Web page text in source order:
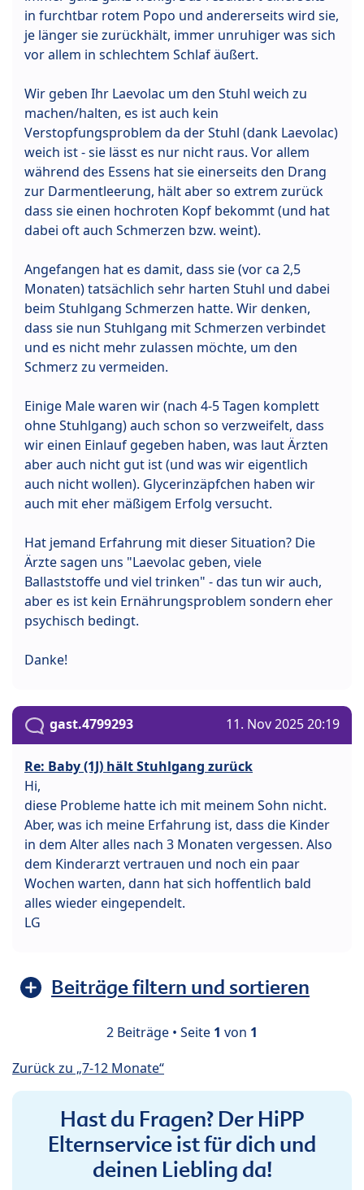
in furchtbar rotem Popo und andererseits wird sie,
je länger sie zurückhält, immer unruhiger was sich
vor allem in schlechtem Schlaf äußert.
Wir geben Ihr Laevolac um den Stuhl weich zu
machen/halten, es ist auch kein
Verstopfungsproblem da der Stuhl (dank Laevolac)
weich ist - sie lässt es nur nicht raus. Vor allem
während des Essens hat sie einerseits den Drang
zur Darmentleerung, hält aber so extrem zurück
dass sie einen hochroten Kopf bekommt (und hat
dabei oft auch Schmerzen bzw. weint).
Angefangen hat es damit, dass sie (vor ca 2,5
Monaten) tatsächlich sehr harten Stuhl und dabei
beim Stuhlgang Schmerzen hatte. Wir denken,
dass sie nun Stuhlgang mit Schmerzen verbindet
und es nicht mehr zulassen möchte, um den
Schmerz zu vermeiden.
Einige Male waren wir (nach 4-5 Tagen komplett
ohne Stuhlgang) auch schon so verzweifelt, dass
wir einen Einlauf gegeben haben, was laut Ärzten
aber auch nicht gut ist (und was wir eigentlich
auch nicht wollen). Glycerinzäpfchen haben wir
auch mit eher mäßigem Erfolg versucht.
Hat jemand Erfahrung mit dieser Situation? Die
Ärzte sagen uns "Laevolac geben, viele
Ballaststoffe und viel trinken" - das tun wir auch,
aber es ist kein Ernährungsproblem sondern eher
psychisch bedingt.
Danke!
gast.4799293 11. Nov 2025 20:19
Re: Baby (1J) hält Stuhlgang zurück
Hi,
diese Probleme hatte ich mit meinem Sohn nicht.
Aber, was ich meine Erfahrung ist, dass die Kinder
in dem Alter alles nach 3 Monaten vergessen. Also
dem Kinderarzt vertrauen und noch ein paar
Wochen warten, dann hat sich hoffentlich bald
alles wieder eingependelt.
LG
Beiträge filtern und sortieren
2 Beiträge • Seite 1 von 1
Zurück zu „7-12 Monate“
Hast du Fragen? Der HiPP
Elternservice ist für dich und
deinen Liebling da!